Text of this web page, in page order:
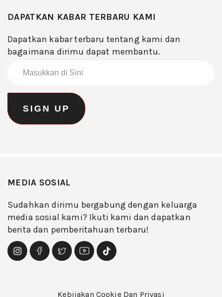
DAPATKAN KABAR TERBARU KAMI
Dapatkan kabar terbaru tentang kami dan
bagaimana dirimu dapat membantu.
MEDIA SOSIAL
Sudahkan dirimu bergabung dengan keluarga
media sosial kami? Ikuti kami dan dapatkan
berita dan pemberitahuan terbaru!
Kebijakan Cookie Dan Privasi